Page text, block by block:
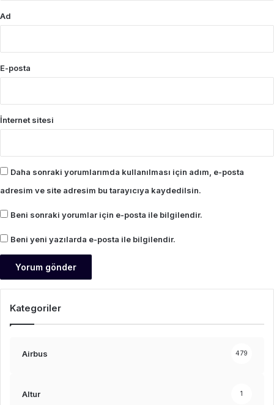
Ad
E-posta
İnternet sitesi
Daha sonraki yorumlarımda kullanılması için adım, e-posta
adresim ve site adresim bu tarayıcıya kaydedilsin.
Beni sonraki yorumlar için e-posta ile bilgilendir.
Beni yeni yazılarda e-posta ile bilgilendir.
Kategoriler
Airbus 479
Altur 1